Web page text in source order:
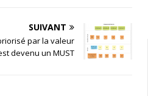
SUIVANT
par la valeur
devenu un MUST